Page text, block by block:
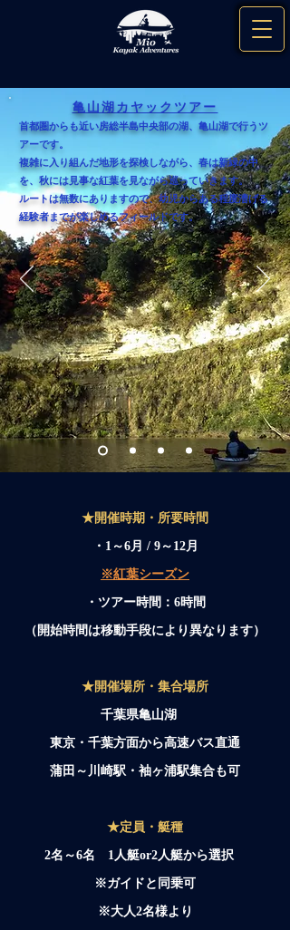
亀山湖カヤックツアー
首都圏からも近い房総半島中央部の湖、亀山湖で行うツ
アーです。
複雑に入り組んだ地形を探検しながら、春は新緑の中
を、秋には見事な紅葉を見ながら巡っていきます。
ルートは無数にありますので、幼児からある程度漕げる
経験者までが楽しめるフィールドです。
★開催時期・所要時間​
・1～6月 / 9～12月
※紅葉シーズン
・ツアー時間：6時間
（開始時間は移動手段により異なります）
★開催場所・集合場所
千葉県亀山湖
東京・千葉方面から高速バス直通
蒲田～​川崎駅・袖ヶ浦駅集合も可
★定員・艇種
2名～6名 1人艇or2人艇から選択
※ガイドと同乗可
※大人2名様より